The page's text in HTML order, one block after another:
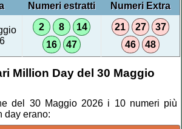
Numeri estratti Numeri Extra
2 8
14
16
47
21 27
37
46
48
Million Day del 30 Maggio
del 30 Maggio 2026 i 10 numeri più
day erano: